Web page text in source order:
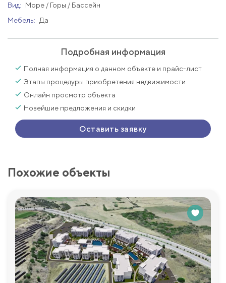
Вид:
Море / Горы / Бассейн
Мебель:
Да
Подробная информация
Полная информация о данном объекте и прайс-лист
Этапы процедуры приобретения недвижимости
Онлайн просмотр объекта
Новейшие предложения и скидки
Оставить заявку
Похожие объекты